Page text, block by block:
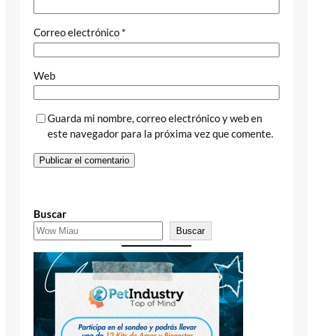
Correo electrónico *
Web
Guarda mi nombre, correo electrónico y web en
este navegador para la próxima vez que comente.
Buscar
Buscar